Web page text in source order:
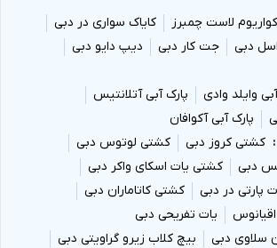
لاست چمبرز
کایاک سواری در دبی
دبی جت کار دبی
دیپ دایو دبی
وایلد وادی
پارک آبی آتلانتیس
پارک آبی آکوافان
کشتی کروز دبی
کشتی لوتوس دبی
دبی
کشتی یات اسکای واکر دبی
پارتی در دبی
کشتی کاتاماران دبی
یات تفریحی دبی
سلاوی دبی
بیچ کلاب زیرو گراویتی دبی